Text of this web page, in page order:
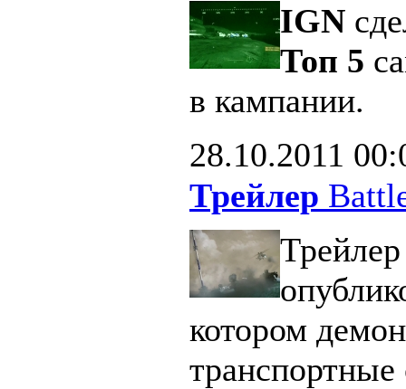
IGN
Топ 5
в кампании.
28.10.2011
Трейлер
котором
транспортные